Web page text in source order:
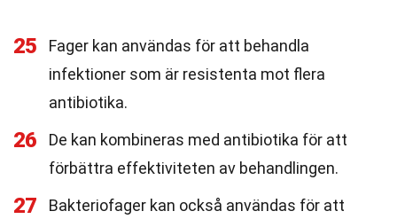
25
Fager kan användas för att behandla
infektioner som är resistenta mot flera
antibiotika.
26
De kan kombineras med antibiotika för att
förbättra effektiviteten av behandlingen.
27
Bakteriofager kan också användas för att